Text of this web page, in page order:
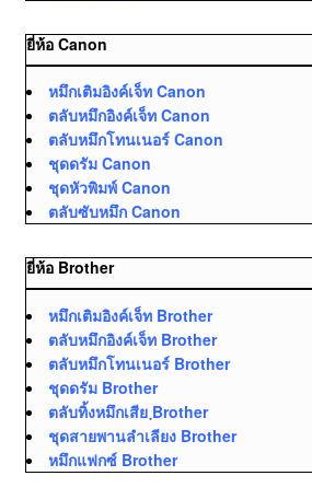
ยี่ห้อ Canon
หมึกเติมอิงค์เจ็ท Canon
ตลับหมึกอิงค์เจ็ท Canon
ตลับหมึกโทนเนอร์ Canon
ชุดดรัม Canon
ชุดหัวพิมพ์ Canon
ตลับซับหมึก Canon
ยี่ห้อ Brother
หมึกเติมอิงค์เจ็ท Brother
ตลับหมึกอิงค์เจ็ท Brother
ตลับหมึกโทนเนอร์ Brother
ชุดดรัม Brother
ตลับทิ้งหมึกเสีย ฺBrother
ชุดสายพานลำเลียง Brother
หมึกแฟกซ์ Brother